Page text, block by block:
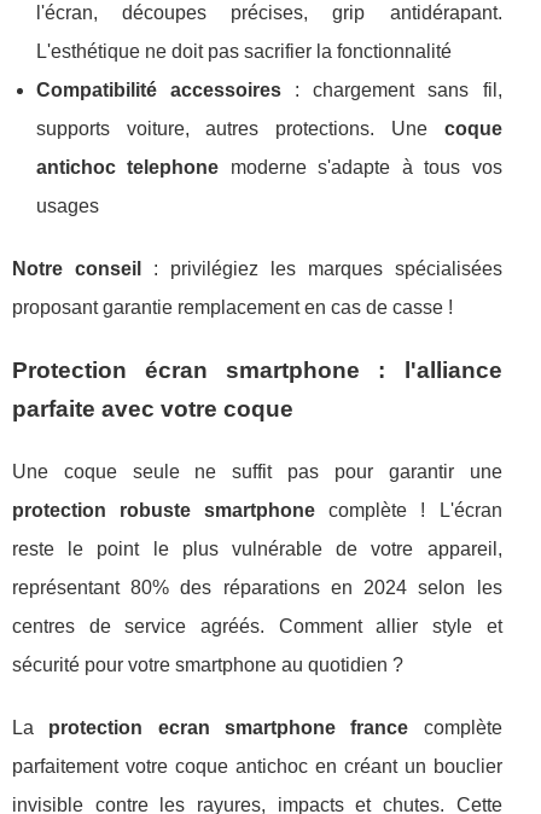
l'écran, découpes précises, grip antidérapant.
L'esthétique ne doit pas sacrifier la fonctionnalité
Compatibilité accessoires : chargement sans fil,
supports voiture, autres protections. Une coque
antichoc telephone moderne s'adapte à tous vos
usages
Notre conseil
: privilégiez les marques spécialisées
proposant garantie remplacement en cas de casse !
Protection écran smartphone : l'alliance
parfaite avec votre coque
Une coque seule ne suffit pas pour garantir une
protection robuste smartphone complète ! L'écran
reste le point le plus vulnérable de votre appareil,
représentant 80% des réparations en 2024 selon les
centres de service agréés. Comment allier style et
sécurité pour votre smartphone au quotidien ?
La protection ecran smartphone france complète
parfaitement votre coque antichoc en créant un bouclier
invisible contre les rayures, impacts et chutes. Cette